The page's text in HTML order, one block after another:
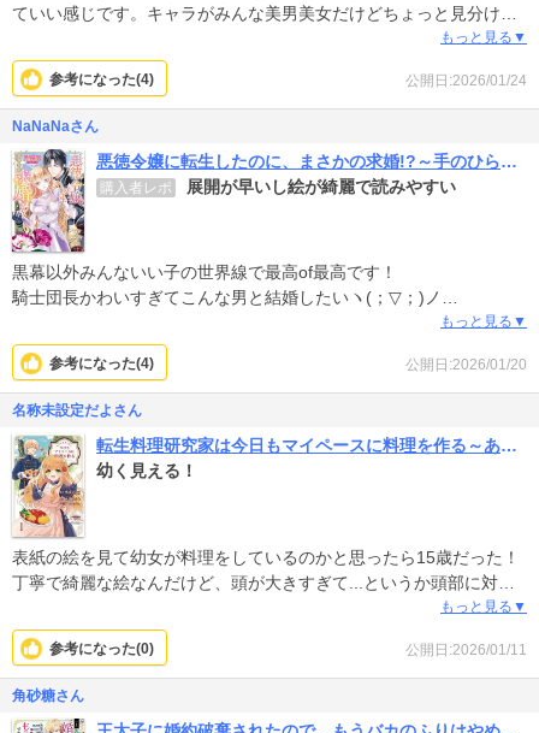
ていい感じです。キャラがみんな美男美女だけどちょっと見分けが
最後はスッキリするし、軽く読める良作です。
…フライパン…w
もっと見る▼
公開日:2026/01/24
参考になった(4)
NaNaNaさん
悪徳令嬢に転生したのに、まさかの求婚!?～手のひら返しの求婚はお断りします！～
購入者レポ 展開が早いし絵が綺麗で読みやすい
黒幕以外みんないい子の世界線で最高of最高です！
騎士団長かわいすぎてこんな男と結婚したいヽ(；▽；)ノ
ぜひ読んでください！大好きな作品！
もっと見る▼
公開日:2026/01/20
参考になった(4)
名称未設定だよさん
転生料理研究家は今日もマイペースに料理を作る～あなたに興味はございません～ 【連載版】
幼く見える！
表紙の絵を見て幼女が料理をしているのかと思ったら15歳だった！
丁寧で綺麗な絵なんだけど、頭が大きすぎて...というか頭部に対し
て肩幅がせまく手も小さすぎて、とても15歳には見えなくて残念。
なので感情移入が難しい。
コミカライズするなら説得力のある画力は大事だと思うんだが。
あと1巻で米が入手困難と言っていたのに2巻で妹王女が「お粥が食
べたい」と言ったらお米すぐ出てきたぞ。どういうことさ。
もっと見る▼
公開日:2026/01/11
参考になった(0)
角砂糖さん